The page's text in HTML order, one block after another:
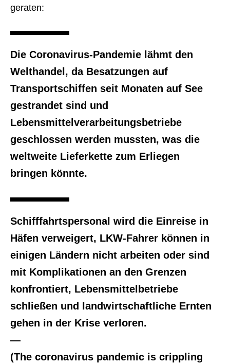
geraten:
Die Coronavirus-Pandemie lähmt den
Welthandel, da Besatzungen auf
Transportschiffen seit Monaten auf See
gestrandet sind und
Lebensmittelverarbeitungsbetriebe
geschlossen werden mussten, was die
weltweite Lieferkette zum Erliegen
bringen könnte.
Schifffahrtspersonal wird die Einreise in
Häfen verweigert, LKW-Fahrer können in
einigen Ländern nicht arbeiten oder sind
mit Komplikationen an den Grenzen
konfrontiert, Lebensmittelbetriebe
schließen und landwirtschaftliche Ernten
gehen in der Krise verloren.
—
(The coronavirus pandemic is crippling